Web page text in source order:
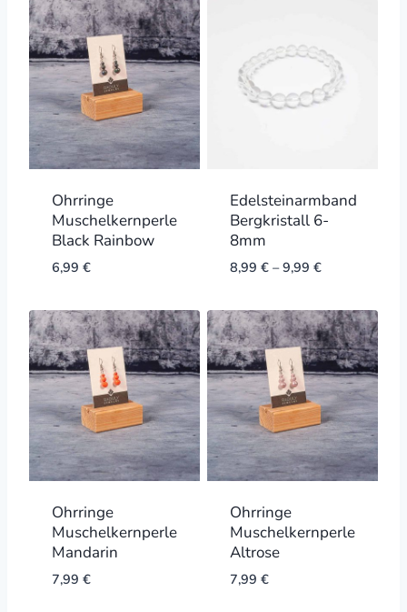
Ohrringe
Muschelkernperle
Black Rainbow
6,99 €
Edelsteinarmband
Bergkristall 6-
8mm
8,99 €–9,99 €
Ohrringe
Muschelkernperle
Mandarin
7,99 €
Ohrringe
Muschelkernperle
Altrose
7,99 €